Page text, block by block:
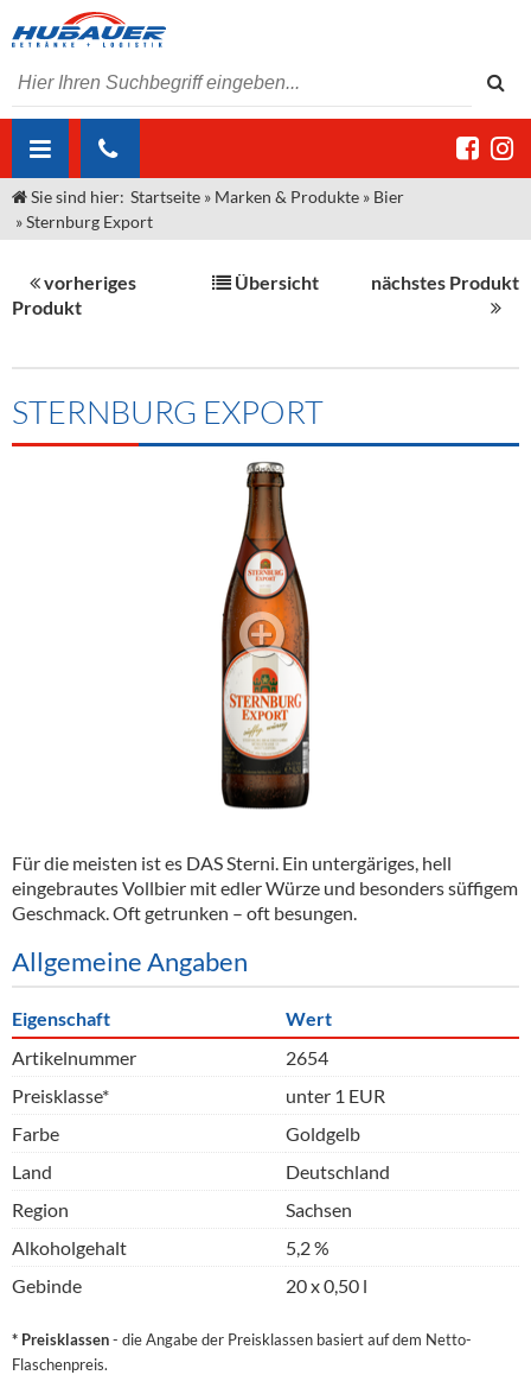
ÜBER UNS
Unser Liefergebiet
Kontakt
Angebote Gastronomie & Großhandel
Neuigkeiten
MARKEN & PRODUKTE
Sirup
Spirituosen
Kommisionskauf & Lieferbedingungen
Fremddienstleistungen
Sie sind hier: Startseite » Marken & Produkte » Bier
»Sternburg Export
vorheriges
Produkt
Übersicht nächstes Produkt
STERNBURG EXPORT
Für die meisten ist es DAS Sterni. Ein untergäriges, hell
eingebrautes Vollbier mit edler Würze und besonders süffigem
Geschmack. Oft getrunken – oft besungen.
Allgemeine Angaben
Eigenschaft
Wert
Artikelnummer
2654
Preisklasse*
unter 1 EUR
Farbe
Goldgelb
Land
Deutschland
Region
Sachsen
Alkoholgehalt
5,2 %
Gebinde
20 x 0,50 l
* Preisklassen- die Angabe der Preisklassen basiert auf dem Netto-
Flaschenpreis.